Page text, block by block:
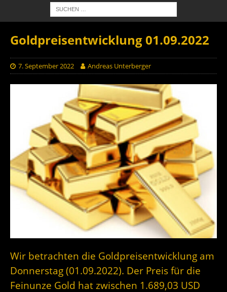
Goldpreisentwicklung 01.09.2022
7. September 2022 Andreas Unterberger
Wir betrachten die Goldpreisentwicklung am
Donnerstag (01.09.2022). Der Preis für die
Feinunze Gold hat zwischen 1.689,03 USD